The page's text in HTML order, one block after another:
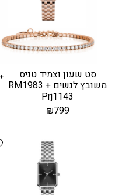
סט שעון וצמיד טניס
משובץ לנשים RM1983 +
Prj1143
₪799